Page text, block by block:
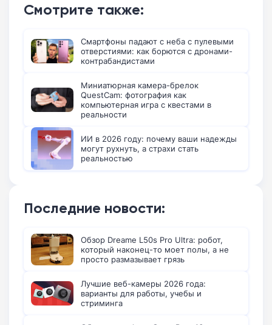
Смотрите также:
Смартфоны падают с неба с пулевыми
отверстиями: как борются с дронами-
контрабандистами
Миниатюрная камера-брелок
QuestCam: фотография как
компьютерная игра с квестами в
реальности
ИИ в 2026 году: почему ваши надежды
могут рухнуть, а страхи стать
реальностью
Последние новости:
Обзор Dreame L50s Pro Ultra: робот,
который наконец-то моет полы, а не
просто размазывает грязь
Лучшие веб-камеры 2026 года:
варианты для работы, учебы и
стриминга